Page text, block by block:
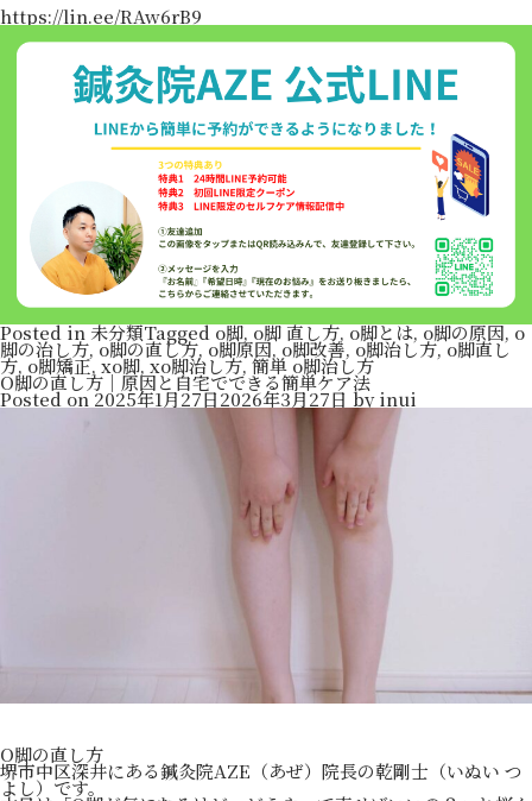
https://lin.ee/RAw6rB9
Posted in未分類Taggedo脚,o脚 直し方,o脚とは,o脚の原因,o
脚の治し方, o脚の直し方,o脚原因,o脚改善,o脚治し方,o脚直し
方,o脚矯正, xo脚,xo脚治し方,簡単 o脚治し方
O脚の直し方｜原因と自宅でできる簡単ケア法
Posted on2025年1月27日2026年3月27日 byinui
O脚の直し方
堺市中区深井にある鍼灸院AZE（あぜ）院長の乾剛士（いぬい つ
よし）です。